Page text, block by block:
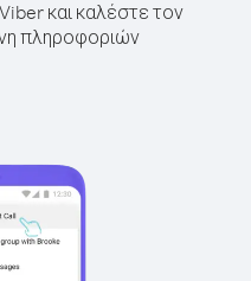
και καλέστε τον
πληροφοριών